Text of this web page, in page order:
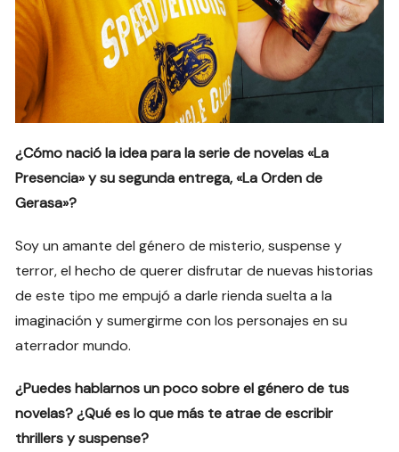
¿Cómo nació la idea para la serie de novelas «La
Presencia» y su segunda entrega, «La Orden de
Gerasa»?
Soy un amante del género de misterio, suspense y
terror, el hecho de querer disfrutar de nuevas historias
de este tipo me empujó a darle rienda suelta a la
imaginación y sumergirme con los personajes en su
aterrador mundo.
¿Puedes hablarnos un poco sobre el género de tus
novelas? ¿Qué es lo que más te atrae de escribir
thrillers y suspense?